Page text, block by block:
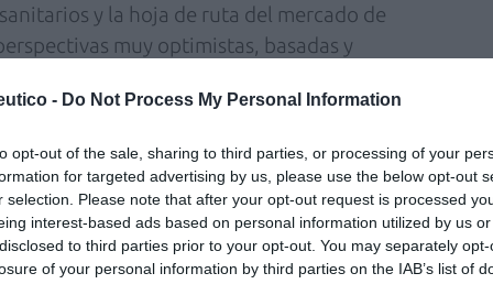
- Do Not Process My Personal Information
opt-out of the sale, sharing to third parties, or processing of your
for targeted advertising by us, please use the below opt-out
selection. Please note that after your opt-out request is processed
interest-based ads based on personal information utilized by us
to third parties prior to your opt-out. You may separately
of your personal information by third parties on the IAB’s list of
y la hoja de ruta del mercado de
muy optimistas, basadas y
sector, de forma ininterrumpida desde
los últimos meses en España.
que están situando a España en una
en este sector, con unos
que superan el 30% del mercado
éxito como el proceso Sello anefp que pone
que camina con seguridad y rigor por la